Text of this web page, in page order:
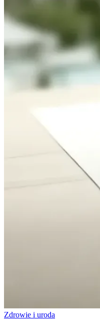
Zdrowie i uroda